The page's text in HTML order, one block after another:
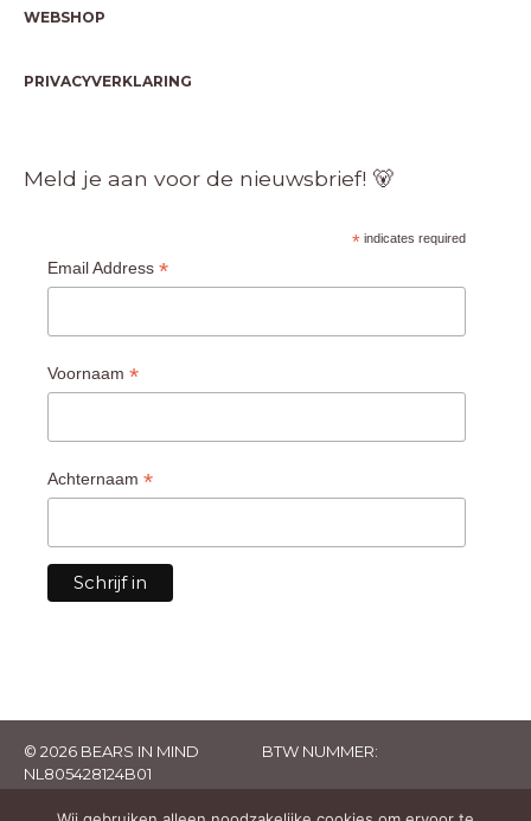
WEBSHOP
PRIVACYVERKLARING
Meld je aan voor de nieuwsbrief! 🐻
* indicates required
Email Address *
Voornaam *
Achternaam *
© 2026 BEARS IN MIND
BTW NUMMER:
NL805428124B01